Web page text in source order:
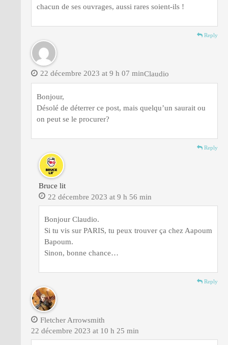
chacun de ses ouvrages, aussi rares soient-ils !
Reply
Claudio
22 décembre 2023 at 9 h 07 min
Bonjour,
Désolé de déterrer ce post, mais quelqu’un saurait ou
on peut se le procurer?
Reply
Bruce lit
22 décembre 2023 at 9 h 56 min
Bonjour Claudio.
Si tu vis sur PARIS, tu peux trouver ça chez Aapoum
Bapoum.
Sinon, bonne chance…
Reply
Fletcher Arrowsmith
22 décembre 2023 at 10 h 25 min